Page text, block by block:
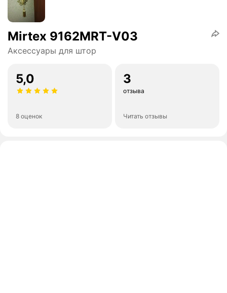
Mirtex 9162MRT-V03
Аксессуары для штор
5,0
8 оценок
3
отзыва
Читать отзывы